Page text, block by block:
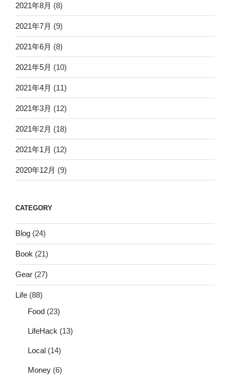
2021年8月 (8)
2021年7月 (9)
2021年6月 (8)
2021年5月 (10)
2021年4月 (11)
2021年3月 (12)
2021年2月 (18)
2021年1月 (12)
2020年12月 (9)
CATEGORY
Blog (24)
Book (21)
Gear (27)
Life (88)
Food (23)
LifeHack (13)
Local (14)
Money (6)